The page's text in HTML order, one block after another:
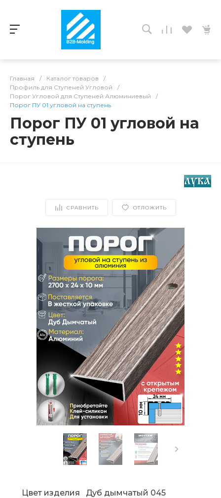
Главная / Каталог товаров
/
Профиль для Ступеней Угловой
/
Порог Угловой для Ступеней Алюминиевый
/
Порог ПУ 01 угловой на ступень
Порог ПУ 01 угловой на
ступень
СРАВНИТЬ ОТЛОЖИТЬ
Цвет изделия Дуб дымчатый 045